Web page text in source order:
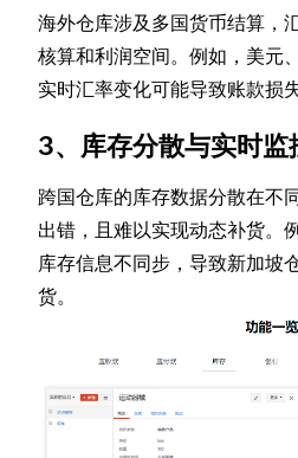
海外仓库涉及多国货币结算，
核算和利润空间。例如，美元
实时汇率变化可能导致账款损失
3、 库存分散与实时监
跨国仓库的库存数据分散在不
出错，且难以实现动态补货。
库存信息不同步，导致新加坡
货。